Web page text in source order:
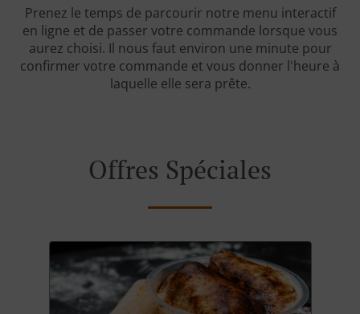
Prenez le temps de parcourir notre menu interactif
en ligne et de passer votre commande lorsque vous
aurez choisi. Il nous faut environ une minute pour
confirmer votre commande et vous donner l'heure à
laquelle elle sera prête.
Offres Spéciales